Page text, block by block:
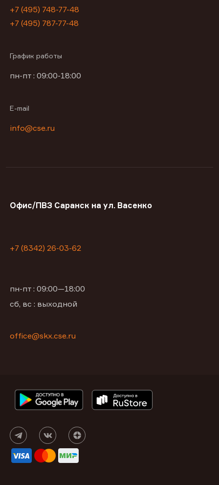
+7 (495) 748-77-48
+7 (495) 787-77-48
График работы
пн-пт : 09:00-18:00
E-mail
info@cse.ru
Офис/ПВЗ Саранск на ул. Васенко
+7 (8342) 26-03-62
пн-пт : 09:00—18:00
сб, вс : выходной
office@skx.cse.ru